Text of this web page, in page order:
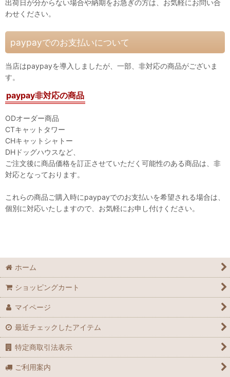
出荷日が分からない場合や納期をお急ぎの方は、お気軽にお問い合
わせください。
paypayでのお支払いについて
当店はpaypayを導入しましたが、一部、非対応の商品がございま
す。
paypay非対応の商品
ODオーダー商品
CTキャットタワー
CHキャットシャトー
DHドッグハウスなど、
ご注文後に商品価格を訂正させていただく可能性のある商品は、非
対応となっております。
これらの商品ご購入時にpaypayでのお支払いを希望される場合は、
個別に対応いたしますので、お気軽にお申し付けください。
ホーム
ショッピングカート
マイページ
最近チェックしたアイテム
特定商取引法表示
ご利用案内